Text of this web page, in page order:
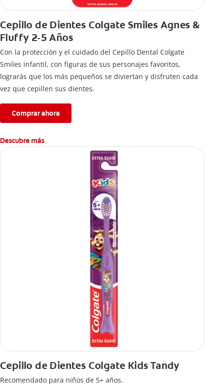
Cepillo de Dientes Colgate Smiles Agnes &
Fluffy 2-5 Años
Con la protección y el cuidado del Cepillo Dental Colgate
Smiles infantil, con figuras de sus personajes favoritos,
lograrás que los más pequeños se diviertan y disfruten cada
vez que cepillen sus dientes.
Comprar ahora
Descubre más
Cepillo de Dientes Colgate Kids Tandy
Recomendado para niños de 5+ años.